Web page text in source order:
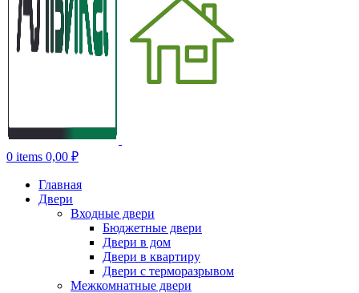
0 items 0,00 ₽
Главная
Двери
Входные двери
Бюджетные двери
Двери в дом
Двери в квартиру
Двери с терморазрывом
Межкомнатные двери